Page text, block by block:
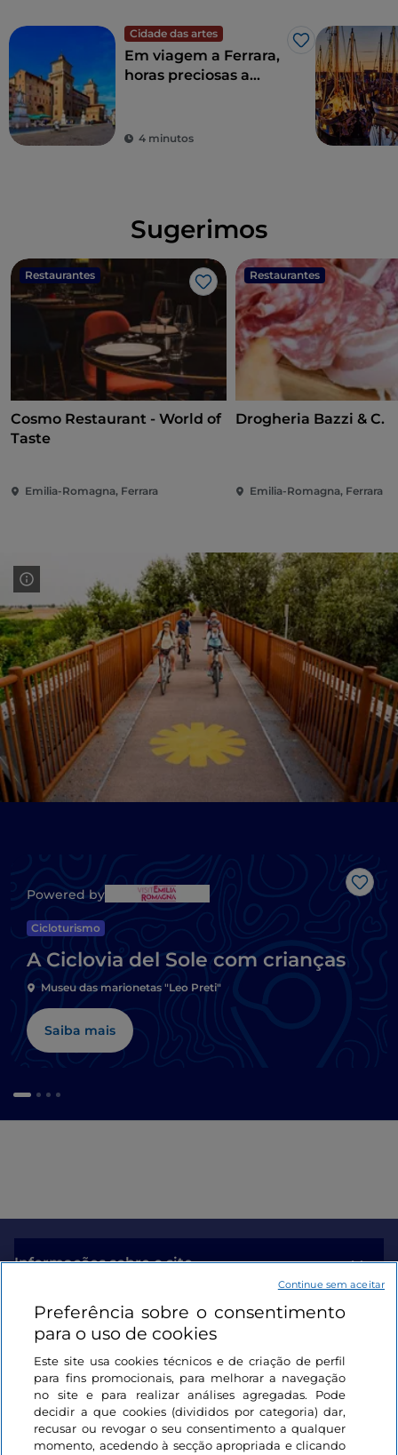
Cidade das artes
Gosto
Em viagem a Ferrara,
horas preciosas a
4 minutos
Sugerimos
Restaurantes
Gosto
Cosmo Restaurant - World of
Taste
Emilia-Romagna, Ferrara
Restaurantes
Drogheria Bazzi & C.
Emilia-Romagna, Ferrara
Powered by
Cicloturismo
A Ciclovia del Sole com crianças
Museu das marionetas "Leo Preti"
Saiba mais
Informações sobre o site
Ligações úteis
Iniciar sessão
Mantenha-se em contacto
Preferência sobre o consentimento
para o uso de cookies
Este site usa cookies técnicos e de criação de perfil
para fins promocionais, para melhorar a navegação
no site e para realizar análises agregadas. Pode
decidir a que cookies (divididos por categoria) dar,
recusar ou revogar o seu consentimento a qualquer
momento, acedendo à secção apropriada e clicando
Continue sem aceitar